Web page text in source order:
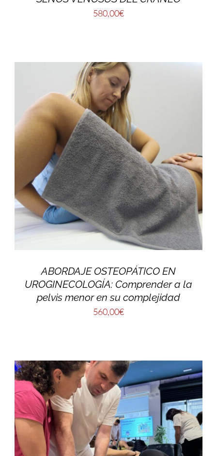
580,00€
ABORDAJE OSTEOPÁTICO EN
UROGINECOLOGÍA: Comprender a la
pelvis menor en su complejidad
560,00€